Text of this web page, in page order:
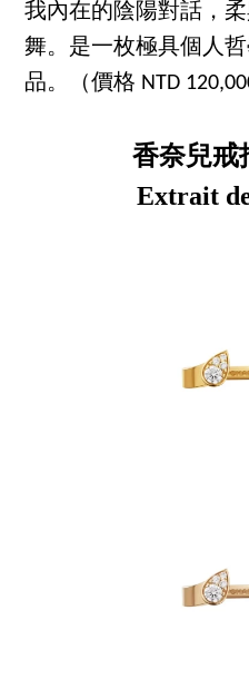
我內在的陰陽對話，
舞。是一枚極具個人
品。（價格 NTD
香奈兒戒
Extrait